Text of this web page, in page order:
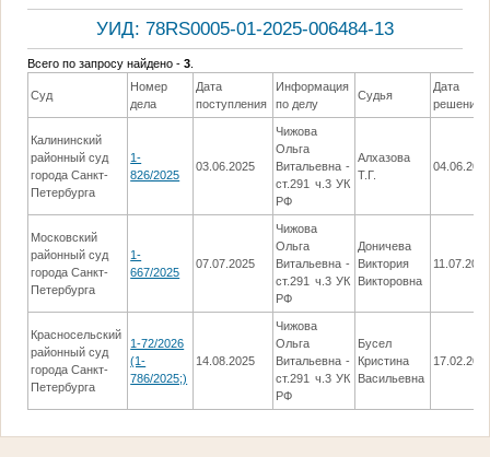
УИД: 78RS0005-01-2025-006484-13
Всего по запросу найдено -3
Суд
Номер
дела
Дата
поступления
Информация
по делу
Судья
Дата
решения
Калининский
районный суд
города Санкт-
Петербурга
1-
826/2025
03.06.2025
Чижова
Ольга
Витальевна -
ст.291 ч.3 УК
РФ
Алхазова
Т.Г.
Московский
районный суд
города Санкт-
Петербурга
1-
667/2025
07.07.2025
Чижова
Ольга
Витальевна -
ст.291 ч.3 УК
РФ
Доничева
Виктория
Викторовна
Красносельский
районный суд
города Санкт-
Петербурга
1-72/2026
(1-
786/2025;)
14.08.2025
Чижова
Ольга
Витальевна -
ст.291 ч.3 УК
РФ
Бусел
Кристина
Васильевна